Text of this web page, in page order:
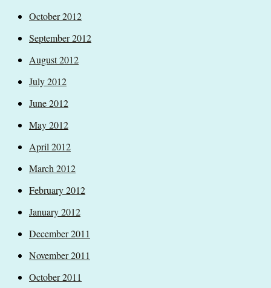
October 2012
September 2012
August 2012
July 2012
June 2012
May 2012
April 2012
March 2012
February 2012
January 2012
December 2011
November 2011
October 2011